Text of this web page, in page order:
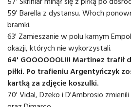
59' Barella z dystansu. Włoch
bramki.
63' Zamieszanie w polu karnym
okazji, których nie wykorzystali.
64' GOOOOOOL!!! Martinez trafił
piłki. Po trafieniu Argentyńczyk
kartką za zdjęcie koszulki.
70' Vidal, Dzeko i D'Ambrosio